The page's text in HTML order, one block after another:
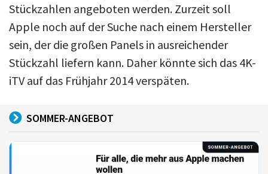
Stückzahlen angeboten werden. Zurzeit soll
Apple noch auf der Suche nach einem Hersteller
sein, der die großen Panels in ausreichender
Stückzahl liefern kann. Daher könnte sich das 4K-
iTV auf das Frühjahr 2014 verspäten.
SOMMER-ANGEBOT